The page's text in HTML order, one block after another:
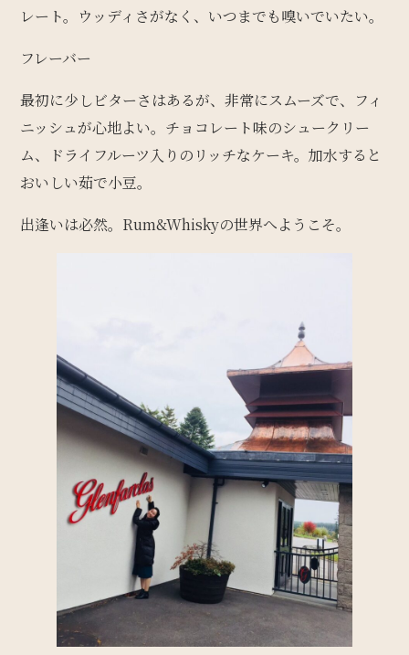
レート。ウッディさがなく、いつまでも嗅いでいたい。
フレーバー
最初に少しビターさはあるが、非常にスムーズで、フィ
ニッシュが心地よい。チョコレート味のシュークリー
ム、ドライフルーツ入りのリッチなケーキ。加水すると
おいしい茹で小豆。
出逢いは必然。Rum&Whiskyの世界へようこそ。